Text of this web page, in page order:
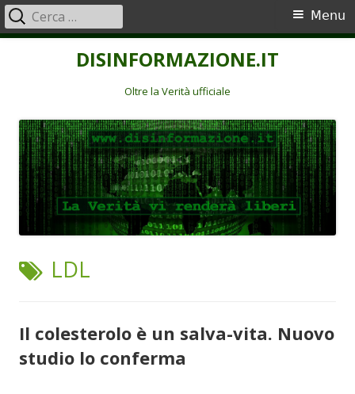
DISINFORMAZIONE.IT
Oltre la Verità ufficiale
Menu
principale
Menu
Ricerca
per:
TAG:
LDL
Il colesterolo è un salva-vita. Nuovo
studio lo conferma